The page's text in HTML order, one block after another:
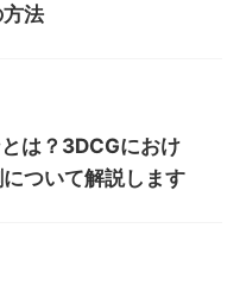
法
は？3DCGにおけ
ついて解説します